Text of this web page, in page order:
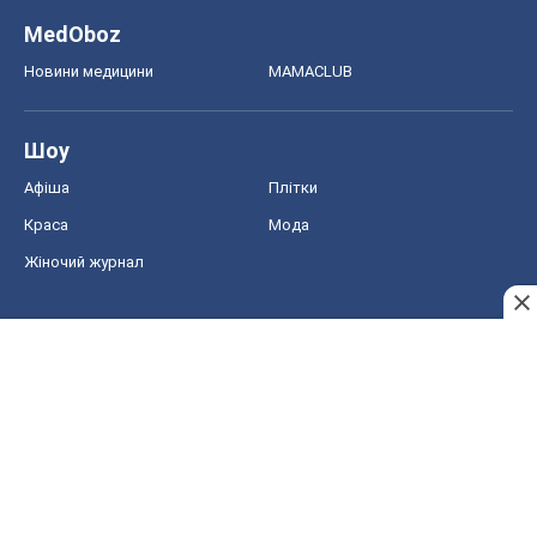
MedOboz
Новини медицини MAMACLUB
Шоу
Афіша Плітки
Краса Мода
Жіночий журнал